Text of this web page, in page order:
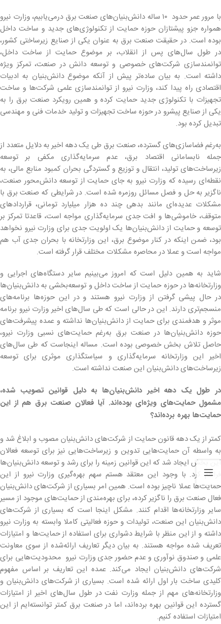
با مرور عمر حدود ۱۰ ساله دانش‌بنیان‌های صنعت برق درمی‌یابیم، وزارت نیرو
همواره جزو پیشتازان حوزه حمایت از تکنولوژی‌های جدید و ساخت داخل
بوده است. در حقیقت صنعت برق به عنوان یکی از صنایع زیرساختی کشور،
در طول سال‌های پس از انقلاب، بر موضوع حمایت از ساخت داخل،
توانمندسازی شرکت‌های خصوصی و توسعه دانش در صنعت، تمرکز ویژه
داشته است. به بیان ساده‌تر پیش از آنکه موضوع دانش‌بنیان به ادبیات
اقتصادی راه پیدا کند، وزارت نیرو از توانمندسازی علمی ‌شرکت‌ها و ساخت
تجهیزات با تکنولوژی جدید حمایت کرده و همین رویکرد صنعت برق را به
یکی از صنایع پیشرو در حوزه ساخت تجهیزات و تولید خدمات فنی و مهندسی
تبدیل کرده بود.
به‌رغم فضاسازی‌های گسترده، صنعت برق طی یک دهه اخیر به دلایل متعدد از
جمله نابسامانی اقتصاد برق، عدم سرمایه‌گذاری مکفی بر توسعه
زیرساخت‌های تولید، انتقال و توزیع و گستردگی بحران کمبود منابع مالی، به
نقطه‌ای رسیده که وزارت نیرو به جای حمایت از توسعه دانش‌محور صنعت،
ناگزیر به حل و فصل مسائل روزمره شده است. در شرایطی که صنعت برق با
مشکلات عدیده‌ای مانند بدهی چند ده هزار میلیارد تومانی، قراردادهای
متوقف، خاموشی‌ها و افت جدی سرمایه‌گذاری مواجه است، قاعدتا تمرکز بر
توسعه و حمایت از دانش‌بنیان‌ها یک اولویت جدی برای وزارت نیرو نخواهد
بود، ضمن اینکه در کنار موضوع برق، این وزارتخانه با بحران جدی آب هم
مواجه است و عملا در محاصره مشکلات مختلف قرار گرفته است.
شاید به همین دلیل است که امروز می‌بینیم سایر دستگاه‌های اجرایی و
وزارتخانه‌ها در حوزه حمایت از ساخت داخل و توسعه‌بخشی به دانش‌بنیان‌ها
در حال پیشی گرفتن از وزارت نیرو هستند و در این حوزه‌ها برنامه‌های
منسجم‌تری دارند. این در حالی است که طی سال‌های اخیر وزارت نیرو برنامه
موثر و هدفمندی برای حمایت از دانش‌بنیان‌ها نداشته و عمده پیشرفت‌های
حوزه دانش‌بنیان‌ها در صنعت برق به‌رغم حمایت‌های نسبی وزارت نیرو،
حاصل تلاش بخش خصوصی بوده است. مساله اینجاست که طی سال‌های
اخیر این وزارتخانه سرمایه‌گذاری و سیاستگذاری موثری برای توسعه
زیرساخت‌های دانش‌بنیان این صنعت نداشته است.
در طول یک دهه اخیر دانش‌بنیان‌ها به دلیل قوانین تصویب شده،
مشمول حمایت‌های ویژه‌ای بوده‌اند. آیا فعالان صنعت برق هم از این
حمایت‌ها بهره برده‌اند؟
کمتر از یک دهه قانون حمایت از شرکت‌های دانش‌بنیان مصوب و ابلاغ شد و
به واسطه آن حمایت‌هایی تدوین و زیرساخت‌هایی نیز برای توسعه فعالان
این بخش ایجاد شد که این قوانین زمینه را برای رشد و توسعه دانش‌بنیان‌ها
فراهم کرد. با وجود این معتقد هستم سهم بهره‌گیری وزارت نیرو از این
حمایت‌ها عملا ناچیز بوده است. همین امر بسیاری از شرکت‌های دانش‌بنیان
فعال صنعت برق را ناگزیر کرده، برای بهره‌مندی از حمایت‌های موجود از مسیر
سایر وزارتخانه‌ها اقدام کنند. مشکل اینجا است که بسیاری از شرکت‌های
دانش‌بنیان این صنعت، تولیدات و حوزه فعالیتی کاملا وابسته به وزارت نیرو
داشته و از این منظر با شرایط دشواری برای استفاده از حمایت‌ها و امتیازات
تعریف شده مواجه هستند. به بیان دیگر تعاریف ارائه‌شده از سوی معاونت
علمی‌ و صندوق نوآوری و عدم حضور جدی وزارت نیرو محدودیت‌هایی برای
شرکت‌های دانش‌بنیان ایجاد می‌کند. عمده این تعاریف بر اساس مفهوم
کلیدی ساخت بار اول ارائه شده است. بسیاری از شرکت‌های دانش‌بنیان و
وزارتخانه‌های مهم از جمله وزارت نفت در طول سال‌های اخیر از امتیازات
گسترده این قوانین بهره برده‌اند، اما در صنعت برق کمتر توانسته‌ایم از این
امتیازات استفاده کنیم.